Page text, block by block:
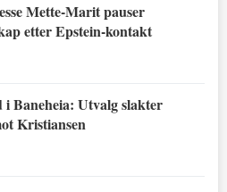
Mette-Marit pauser
etter Epstein-kontakt
i Baneheia: Utvalg slakter
Kristiansen